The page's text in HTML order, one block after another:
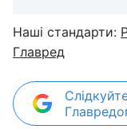
Наші стандарти:
Главред